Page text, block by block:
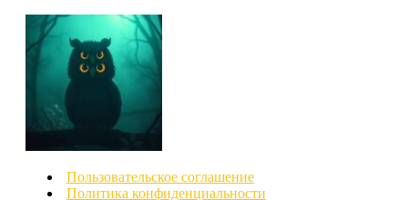
Пользовательское соглашение
Политика конфиденциальности